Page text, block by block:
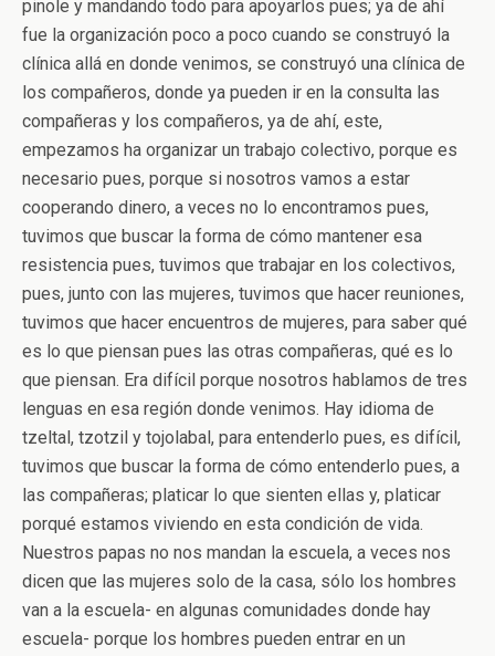
pinole y mandando todo para apoyarlos pues; ya de ahí
fue la organización poco a poco cuando se construyó la
clínica allá en donde venimos, se construyó una clínica de
los compañeros, donde ya pueden ir en la consulta las
compañeras y los compañeros, ya de ahí, este,
empezamos ha organizar un trabajo colectivo, porque es
necesario pues, porque si nosotros vamos a estar
cooperando dinero, a veces no lo encontramos pues,
tuvimos que buscar la forma de cómo mantener esa
resistencia pues, tuvimos que trabajar en los colectivos,
pues, junto con las mujeres, tuvimos que hacer reuniones,
tuvimos que hacer encuentros de mujeres, para saber qué
es lo que piensan pues las otras compañeras, qué es lo
que piensan. Era difícil porque nosotros hablamos de tres
lenguas en esa región donde venimos. Hay idioma de
tzeltal, tzotzil y tojolabal, para entenderlo pues, es difícil,
tuvimos que buscar la forma de cómo entenderlo pues, a
las compañeras; platicar lo que sienten ellas y, platicar
porqué estamos viviendo en esta condición de vida.
Nuestros papas no nos mandan la escuela, a veces nos
dicen que las mujeres solo de la casa, sólo los hombres
van a la escuela- en algunas comunidades donde hay
escuela- porque los hombres pueden entrar en un